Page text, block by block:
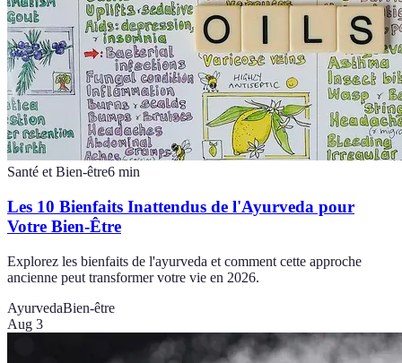
Santé et Bien-être6 min
Les 10 Bienfaits Inattendus de l'Ayurveda pour
Votre Bien-Être
Explorez les bienfaits de l'ayurveda et comment cette approche
ancienne peut transformer votre vie en 2026.
AyurvedaBien-être
Aug 3